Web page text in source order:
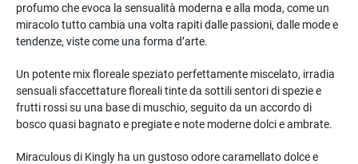
profumo che evoca la sensualità moderna e alla moda, come un
miracolo tutto cambia una volta rapiti dalle passioni, dalle mode e
tendenze, viste come una forma d’arte.
Un potente mix floreale speziato perfettamente miscelato, irradia
sensuali sfaccettature floreali tinte da sottili sentori di spezie e
frutti rossi su una base di muschio, seguito da un accordo di
bosco quasi bagnato e pregiate e note moderne dolci e ambrate.
Miraculous di Kingly ha un gustoso odore caramellato dolce e